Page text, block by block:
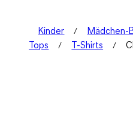
Kinder Mädchen-
Tops
T-Shirts